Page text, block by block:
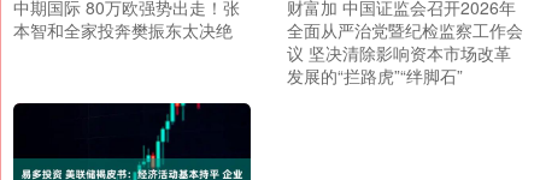
中期国际 80万欧强势出走！张
本智和全家投奔樊振东太决绝
财富加 中国证监会召开2026年
全面从严治党暨纪检监察工作会
议 坚决清除影响资本市场改革
发展的“拦路虎”“绊脚石”